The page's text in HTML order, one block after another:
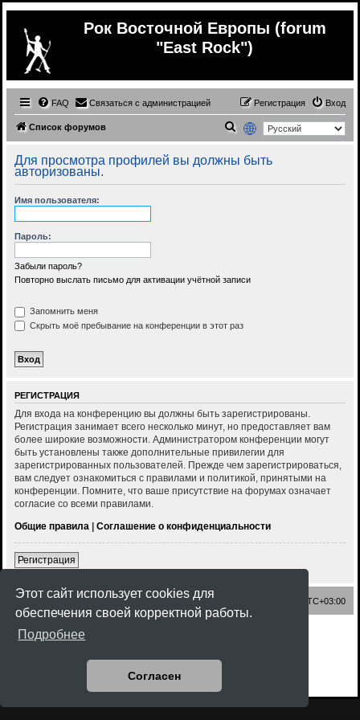
Этот сайт использует cookies для
обеспечения своей корректной работы.
Подробнее
Согласен
Рок Восточной Европы (forum
"East Rock")
FAQ Связаться с администрацией Вход
Регистрация
Список форумов
и
с
Для просмотра профилей вы должны быть
авторизованы.
Имя пользователя:
Пароль:
Забыли пароль?
Повторно выслать письмо для активации учётной записи
Запомнить меня
Скрыть моё пребывание на конференции в этот раз
РЕГИСТРАЦИЯ
Для входа на конференцию вы должны быть зарегистрированы.
Регистрация занимает всего несколько минут, но предоставляет вам
более широкие возможности. Администратором конференции могут
быть установлены также дополнительные привилегии для
зарегистрированных пользователей. Прежде чем зарегистрироваться,
вам следует ознакомиться с правилами и политикой, принятыми на
конференции. Помните, что ваше присутствие на форумах означает
согласие со всеми правилами.
Общие правила | Соглашение о конфиденциальности
Регистрация
Список форумов UTC+03:00
Создано на основе
Русская поддержка phpBB
Конфиденциальность